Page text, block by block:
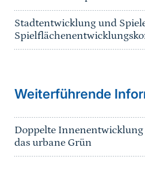
Stadtentwicklung und
Weiterführende
Doppelte
das urbane Grün